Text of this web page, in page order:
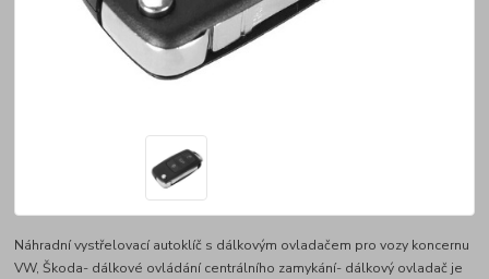
Náhradní vystřelovací autoklíč s dálkovým ovladačem pro vozy koncernu
VW, Škoda- dálkové ovládání centrálního zamykání- dálkový ovladač je